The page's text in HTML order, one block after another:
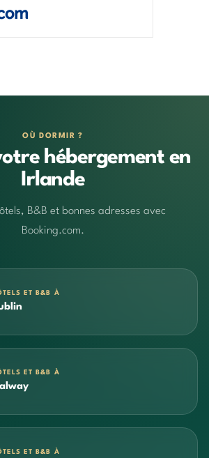
OÙ DORMIR ?
hébergement en
Irlande
B&B et bonnes adresses avec
Booking.com.
ET B&B À
ET B&B À
ET B&B À